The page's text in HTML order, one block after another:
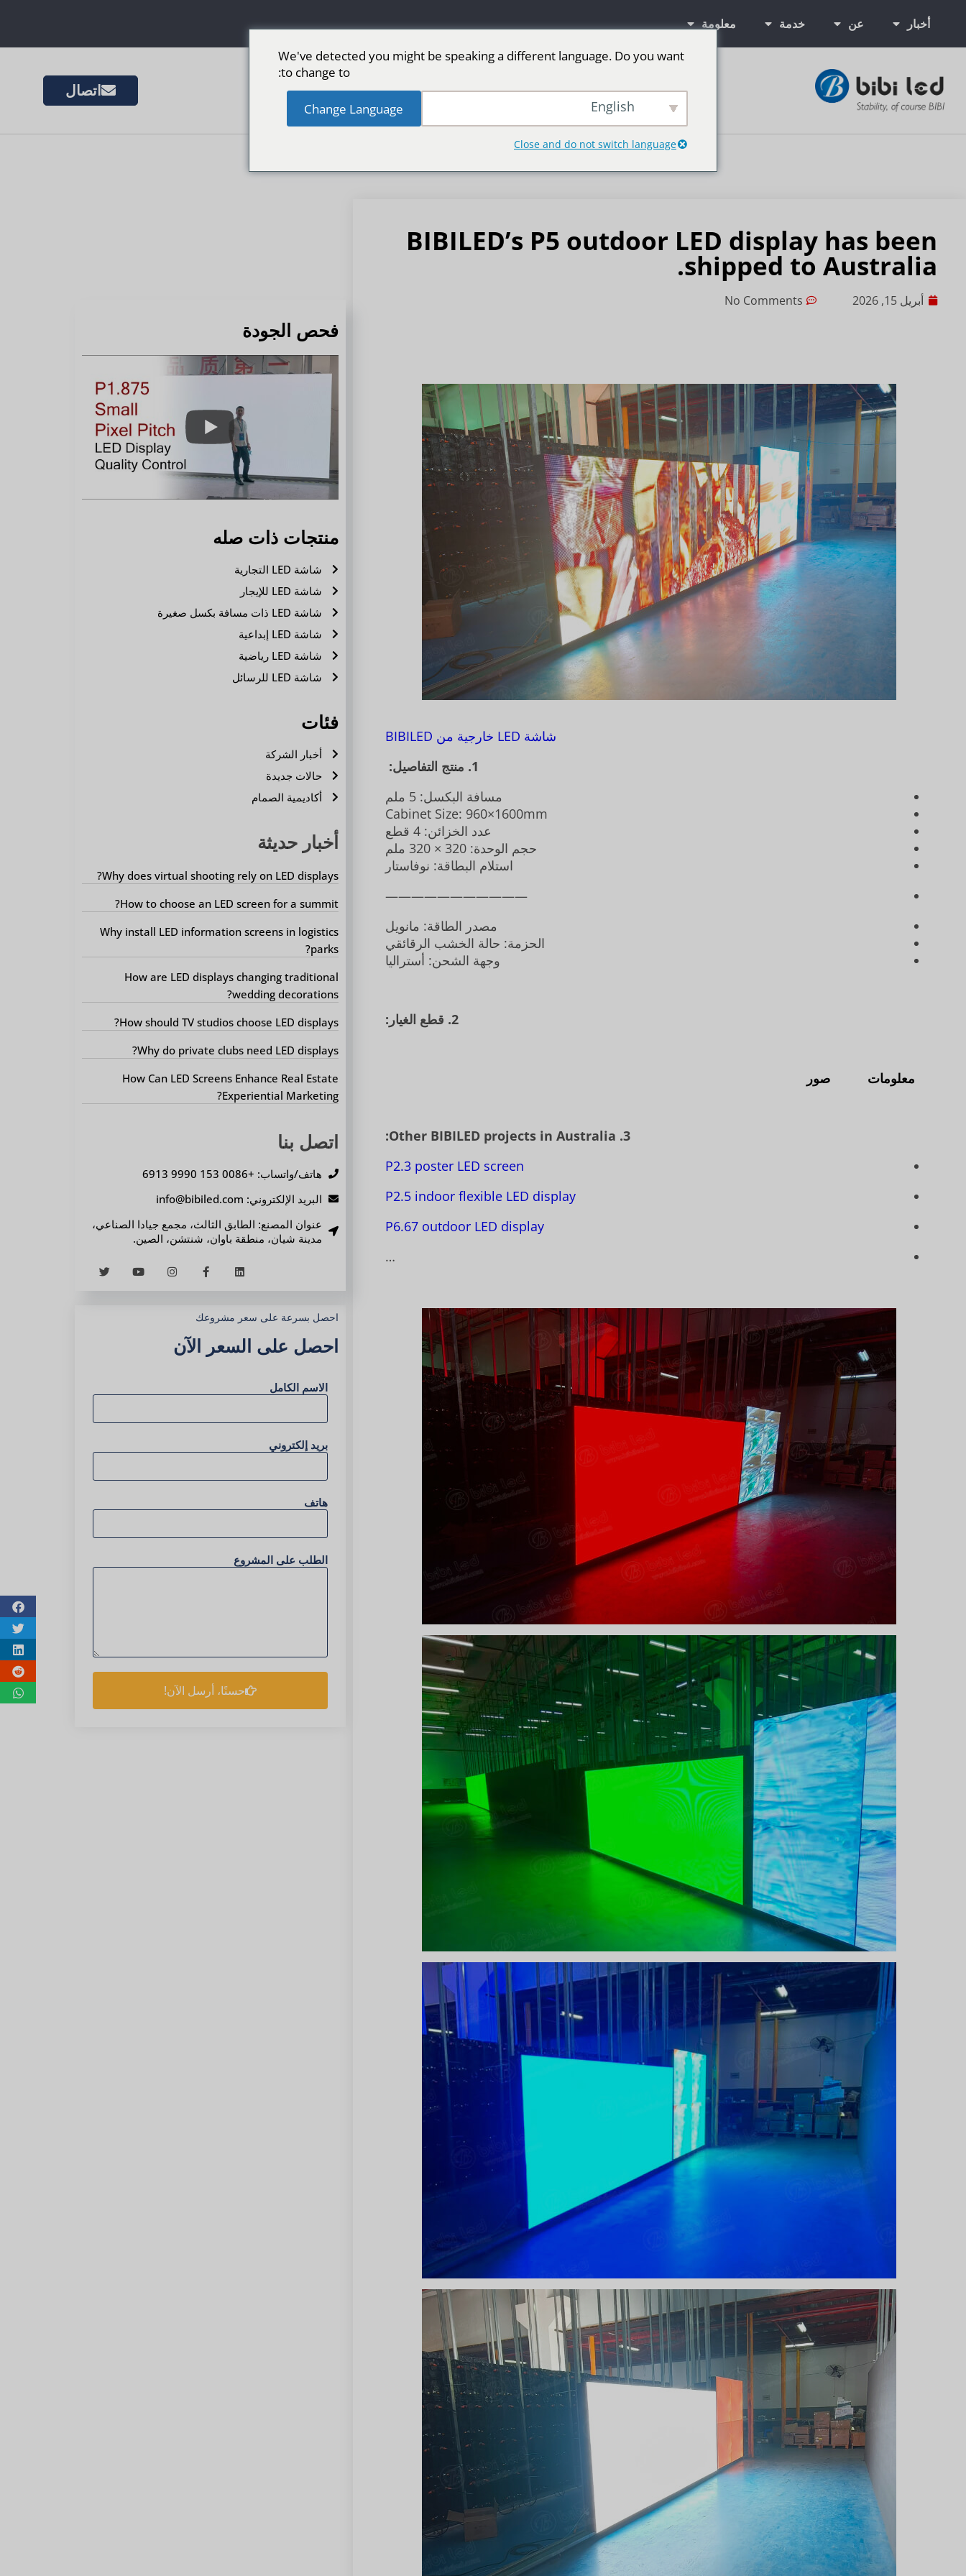
أخبار عن خدمة معلومة
شاشات إعلانية LED شاشة LED للمرحلة رياضة المزيد من الأسواق اتصال
BIBILED’s P5 outdoor LED display has been
shipped to Australia.
أبريل 15, 2026 No Comments
شاشة LED خارجية من BIBILED
1. منتج التفاصيل:
مسافة البكسل: 5 ملم
Cabinet Size: 960×1600mm
عدد الخزائن: 4 قطع
حجم الوحدة: 320 × 320 ملم
استلام البطاقة: نوفاستار
———————————
مصدر الطاقة: مانويل
الحزمة: حالة الخشب الرقائقي
وجهة الشحن: أستراليا
2. قطع الغيار:
معلومات صور
3.
Other BIBILED projects in Australia:
P2.3 poster LED screen
P2.5 indoor flexible LED display
P6.67 outdoor LED display
…
فحص الجودة
منتجات ذات صله
شاشة LED التجارية
شاشة LED للإيجار
شاشة LED ذات مسافة بكسل صغيرة
شاشة LED إبداعية
شاشة LED رياضية
شاشة LED للرسائل
فئات
أخبار الشركة
حالات جديدة
أكاديمية الصمام
أخبار حديثة
Why does virtual shooting rely on LED displays?
How to choose an LED screen for a summit?
Why install LED information screens in logistics
parks?
How are LED displays changing traditional
wedding decorations?
How should TV studios choose LED displays?
Why do private clubs need LED displays?
How Can LED Screens Enhance Real Estate
Experiential Marketing?
اتصل بنا
هاتف/واتساب: +0086 153 9990 6913
البريد الإلكتروني: info@bibiled.com
عنوان المصنع: الطابق الثالث، مجمع جيادا الصناعي،
مدينة شيان، منطقة باوان، شنتشن، الصين.
احصل بسرعة على سعر مشروعك
احصل على السعر الآن
الاسم الكامل
بريد إلكتروني
هاتف
الطلب على المشروع
حسنًا، أرسل الآن!
We've detected you might be speaking a different language. Do you want
to change to:
Change Language
Close and do not switch language